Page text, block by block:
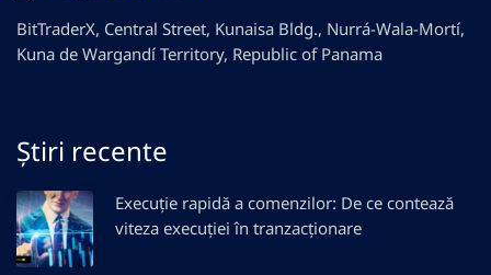
BitTraderX, Central Street, Kunaisa Bldg., Nurrá-Wala-Mortí,
Kuna de Wargandí Territory, Republic of Panama
Știri recente
Execuție rapidă a comenzilor: De ce contează
viteza execuției în tranzacționare